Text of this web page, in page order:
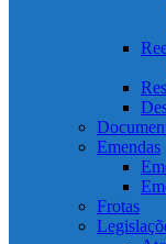
Emendas
Frotas